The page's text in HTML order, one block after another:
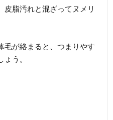
皮脂汚れと混ざってヌメリ
毛が絡まると、つまりやす
う。